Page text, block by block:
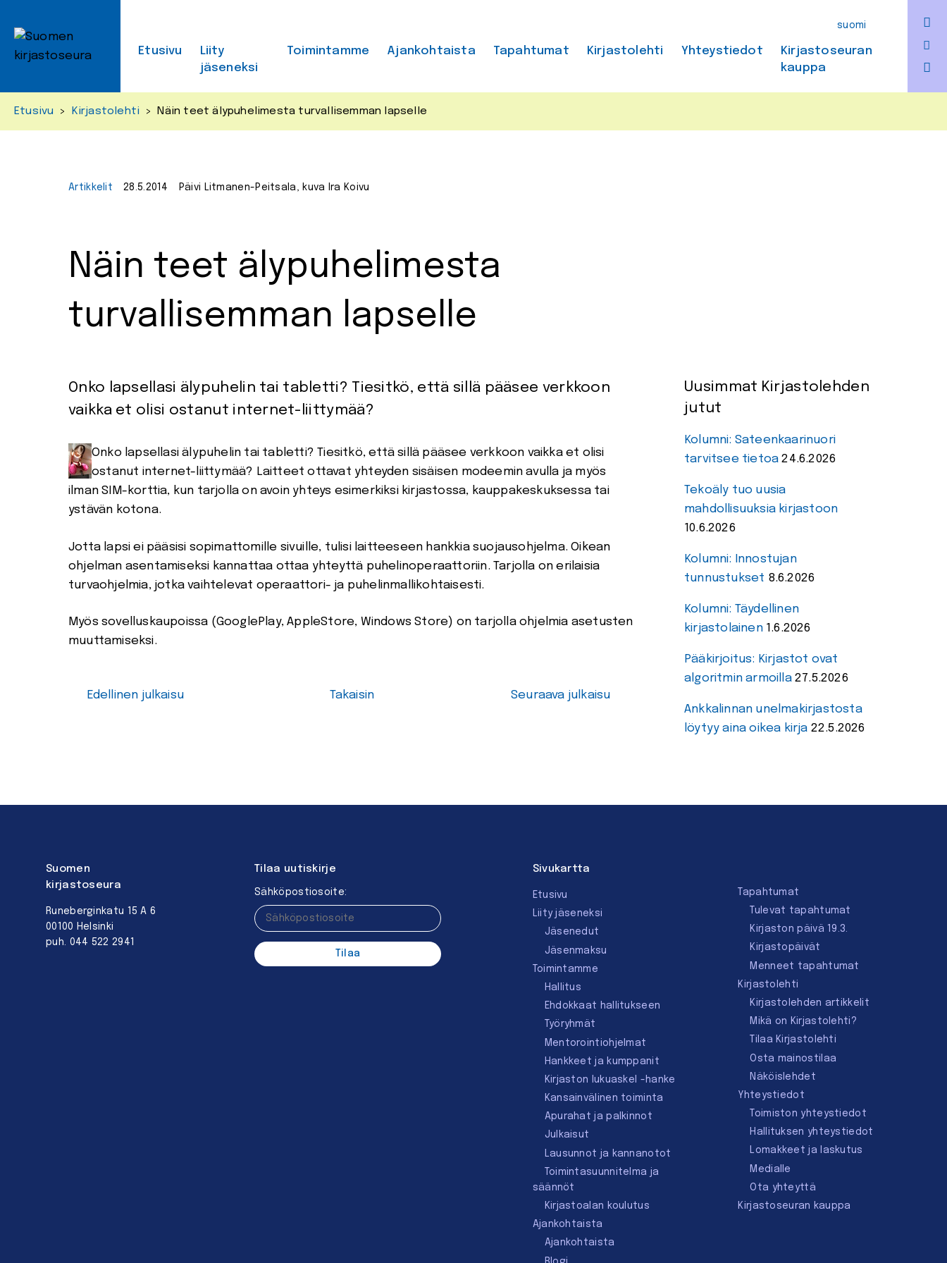
suomi
Etusivu
Liity
jäseneksi
Toimintamme Ajankohtaista Tapahtumat Kirjastolehti Yhteystiedot
Kirjastoseuran
kauppa
Etusivu > Kirjastolehti > Näin teet älypuhelimesta turvallisemman lapselle
Artikkelit 28.5.2014 Päivi Litmanen-Peitsala, kuva Ira Koivu
Näin teet älypuhelimesta
turvallisemman lapselle
Onko lapsellasi älypuhelin tai tabletti? Tiesitkö, että sillä pääsee verkkoon
vaikka et olisi ostanut internet-liittymää?
Onko lapsellasi älypuhelin tai tabletti? Tiesitkö, että sillä pääsee verkkoon vaikka et olisi
ostanut internet-liittymää? Laitteet ottavat yhteyden sisäisen modeemin avulla ja myös
ilman SIM-korttia, kun tarjolla on avoin yhteys esimerkiksi kirjastossa, kauppakeskuksessa tai
ystävän kotona.
Jotta lapsi ei pääsisi sopimattomille sivuille, tulisi laitteeseen hankkia suojausohjelma. Oikean
ohjelman asentamiseksi kannattaa ottaa yhteyttä puhelinoperaattoriin. Tarjolla on erilaisia
turvaohjelmia, jotka vaihtelevat operaattori- ja puhelinmallikohtaisesti.
Myös sovelluskaupoissa (GooglePlay, AppleStore, Windows Store) on tarjolla ohjelmia asetusten
muuttamiseksi.
Edellinen julkaisu Takaisin Seuraava julkaisu
Uusimmat Kirjastolehden
jutut
Kolumni: Sateenkaarinuori
tarvitsee tietoa 24.6.2026
Tekoäly tuo uusia
mahdollisuuksia kirjastoon
10.6.2026
Kolumni: Innostujan
tunnustukset 8.6.2026
Kolumni: Täydellinen
kirjastolainen 1.6.2026
Pääkirjoitus: Kirjastot ovat
algoritmin armoilla 27.5.2026
Ankkalinnan unelmakirjastosta
löytyy aina oikea kirja 22.5.2026
Suomen
kirjastoseura
Runeberginkatu 15 A 6
00100 Helsinki
puh. 044 522 2941
Tilaa uutiskirje
Sähköpostiosoite:
Sivukartta
Etusivu
Liity jäseneksi
Jäsenedut
Jäsenmaksu
Toimintamme
Hallitus
Ehdokkaat hallitukseen
Työryhmät
Mentorointi­ohjelmat
Hankkeet ja kumppanit
Kirjaston lukuaskel -hanke
Kansainvälinen toiminta
Apurahat ja palkinnot
Julkaisut
Lausunnot ja kannanotot
Toimintasuunnitelma ja
säännöt
Kirjastoalan koulutus
Ajankohtaista
Ajankohtaista
Tapahtumat
Tulevat tapahtumat
Kirjaston päivä 19.3.
Kirjastopäivät
Menneet tapahtumat
Kirjastolehti
Kirjastolehden artikkelit
Mikä on Kirjastolehti?
Tilaa Kirjastolehti
Osta mainostilaa
Näköislehdet
Yhteystiedot
Toimiston yhteystiedot
Hallituksen yhteystiedot
Lomakkeet ja laskutus
Medialle
Ota yhteyttä
Kirjastoseuran kauppa